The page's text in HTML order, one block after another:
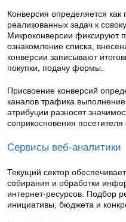
Конверсия определяется как
реализованных задач к
Микроконверсии фиксируют
ознакомление списка,
конверсии записывают
покупки, подачу формы.
Присвоение конверсий
каналов трафика
атрибуции разносят
соприкосновения посетителя
Сервисы веб-аналитики
Текущий сектор
собирания и обработки
интернет-ресурсов. Подбор
инициативы, бюджета и